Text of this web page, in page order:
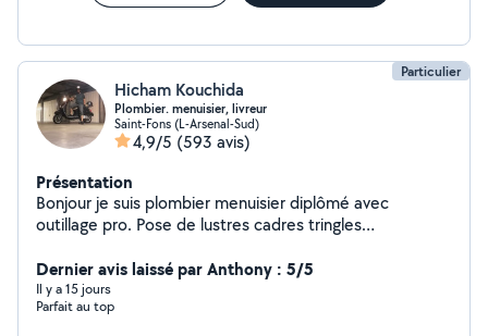
personnalisé et des solutions adaptées à chaque
Particulier
Hicham Kouchida
Plombier. menuisier, livreur
Saint-Fons (L-Arsenal-Sud)
4,9/5 (593 avis)
Présentation
Bonjour je suis plombier menuisier diplômé avec
outillage pro. Pose de lustres cadres tringles
Dernier avis laissé par Anthony : 5/5
Il y a 15 jours
Parfait au top